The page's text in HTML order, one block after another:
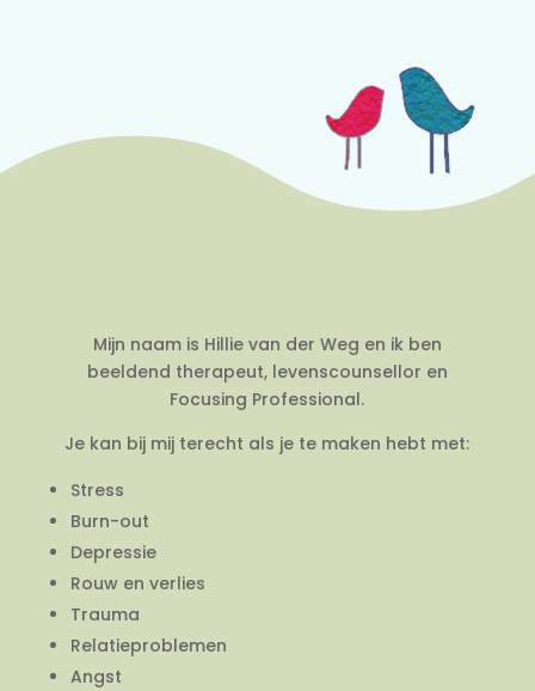
Mijn naam is Hillie van der Weg en ik ben
beeldend therapeut, levenscounsellor en
Focusing Professional.
Je kan bij mij terecht als je te maken hebt met:
Stress
Burn-out
Depressie
Rouw en verlies
Trauma
Relatieproblemen
Angst